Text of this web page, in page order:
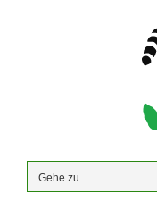
Gehe zu ...